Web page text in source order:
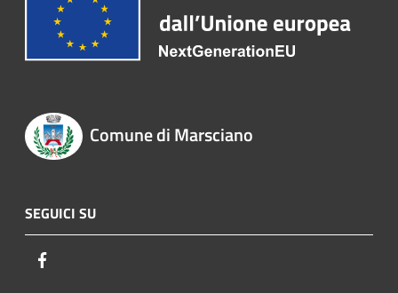
Comune di Marsciano
SEGUICI SU